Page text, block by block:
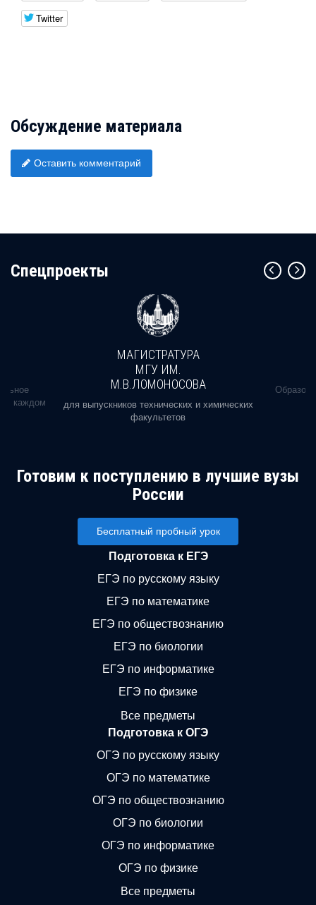
Twitter
Обсуждение материала
Оставить комментарий
Cпецпроекты
в каждом
МАГИСТРАТУРА
МГУ ИМ.
М.В.ЛОМОНОСОВА
для выпускников технических и химических
факультетов
Готовим к поступлению в лучшие вузы
России
Бесплатный пробный урок
Подготовка к ЕГЭ
ЕГЭ по русскому языку
ЕГЭ по математике
ЕГЭ по обществознанию
ЕГЭ по биологии
ЕГЭ по информатике
ЕГЭ по физике
Все предметы
Подготовка к ОГЭ
ОГЭ по русскому языку
ОГЭ по математике
ОГЭ по обществознанию
ОГЭ по биологии
ОГЭ по информатике
ОГЭ по физике
Все предметы